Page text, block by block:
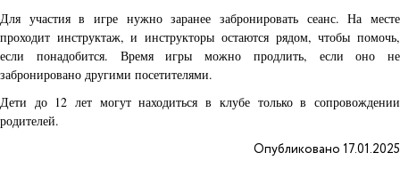
Для участия в игре нужно заранее забронировать сеанс. На месте
проходит инструктаж, и инструкторы остаются рядом, чтобы помочь,
если понадобится. Время игры можно продлить, если оно не
забронировано другими посетителями.
Дети до 12 лет могут находиться в клубе только в сопровождении
родителей.
Опубликовано 17.01.2025